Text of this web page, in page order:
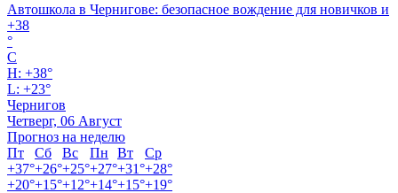
Автошкола в Чернигове: безопасное вождение для новичков и
+38
°
C
H: +38°
L: +23°
Чернигов
Четверг, 06 Август
Прогноз на неделю
Пт
Сб Вс Пн Вт
Ср
+37°+26°+25°+27°+31°+28°
+20°+15°+12°+14°+15°+19°